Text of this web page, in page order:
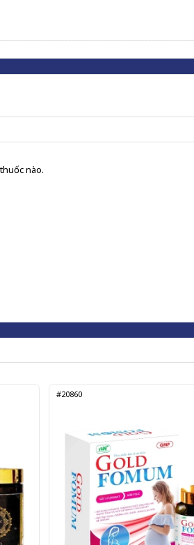
nào.
#20860